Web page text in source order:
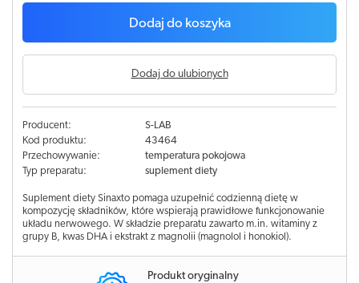
Dodaj do koszyka
Dodaj do ulubionych
Producent:
S-LAB
Kod produktu:
43464
Przechowywanie:
temperatura pokojowa
Typ preparatu:
suplement diety
Suplement diety Sinaxto pomaga uzupełnić codzienną dietę w
kompozycję składników, które wspierają prawidłowe funkcjonowanie
układu nerwowego. W składzie preparatu zawarto m.in. witaminy z
grupy B, kwas DHA i ekstrakt z magnolii (magnolol i honokiol).
Produkt oryginalny